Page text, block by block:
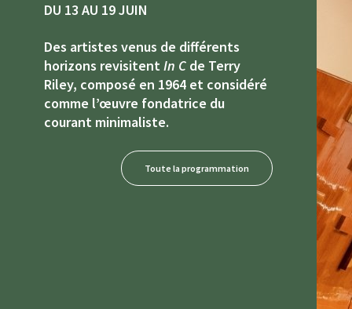
DU 13 AU 19 JUIN
Des artistes venus de différents
horizons revisitentIn C de Terry
Riley, composé en 1964 et considéré
comme l’œuvre fondatrice du
courant minimaliste.
Toute la programmation